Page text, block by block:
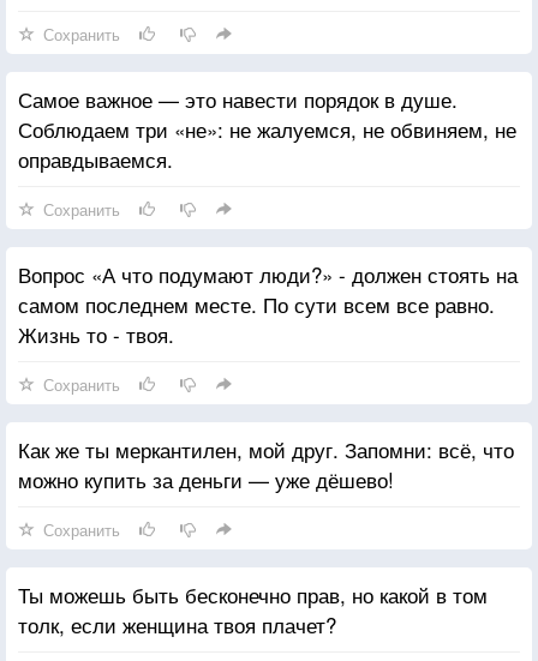
Сохранить
Самое важное — это навести порядок в душе.
Соблюдаем три «не»: не жалуемся, не обвиняем, не
оправдываемся.
Сохранить
Вопрос «А что подумают люди?» - должен стоять на
самом последнем месте. По сути всем все равно.
Жизнь то - твоя.
Сохранить
Как же ты меркантилен, мой друг. Запомни: всё, что
можно купить за деньги — уже дёшево!
Сохранить
Ты можешь быть бесконечно прав, но какой в том
толк, если женщина твоя плачет?